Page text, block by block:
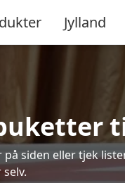
Jylland
siden eller tjek